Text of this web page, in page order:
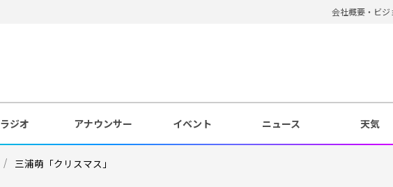
会社概要・ビジ
ラジオ アナウンサー イベント ニュース 天気
三浦萌「クリスマス」